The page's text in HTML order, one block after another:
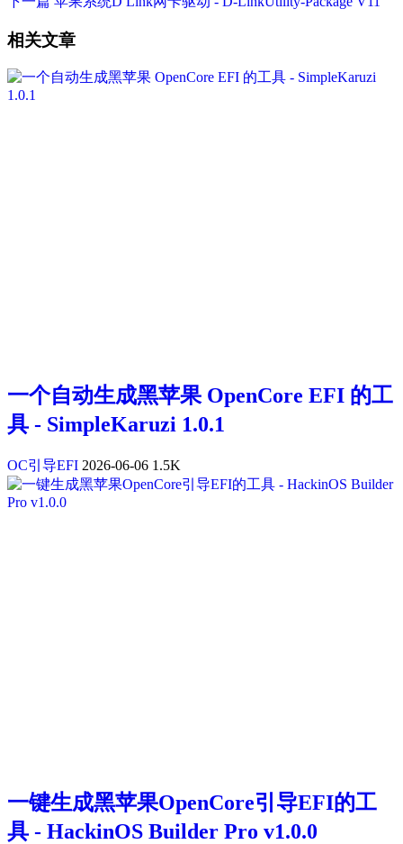
相关文章
一个自动生成黑苹果 OpenCore EFI 的工
具 - SimpleKaruzi 1.0.1
OC引导EFI 2026-06-06 1.5K
一键生成黑苹果OpenCore引导EFI的工
具 - HackinOS Builder Pro v1.0.0